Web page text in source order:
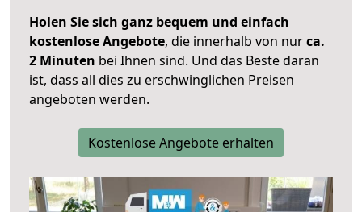
Holen Sie sich ganz bequem und einfach
kostenlose Angebote, die innerhalb von nurca.
2 Minuten bei Ihnen sind. Und das Beste daran
ist, dass all dies zu erschwinglichen Preisen
angeboten werden.
Kostenlose Angebote erhalten